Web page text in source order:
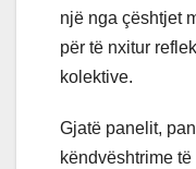
një nga çështjet
për të nxitur
kolektive.
Gjatë panelit,
këndvështrime